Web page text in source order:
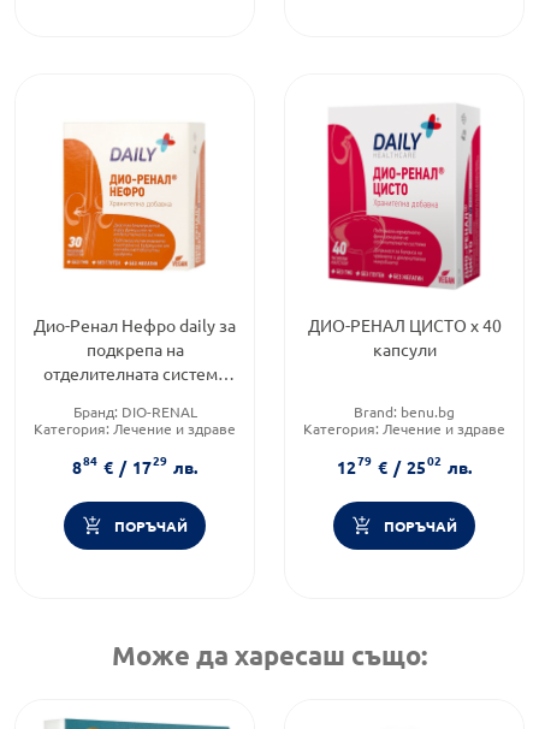
Дио-Ренал Нефро daily за
подкрепа на
отделителната система
Бранд: DIO-RENAL
Категория: Лечение и здраве
884 € / 1729 лв.
ПОРЪЧАЙ
ДИО-РЕНАЛ ЦИСТО х 40
капсули
Brand: benu.bg
Категория: Лечение и здраве
1279 € / 2502 лв.
ПОРЪЧАЙ
Може да харесаш също: